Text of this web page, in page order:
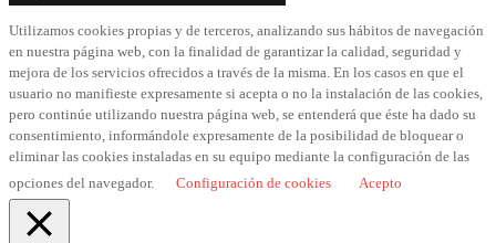
Utilizamos cookies propias y de terceros, analizando sus hábitos de navegación
en nuestra página web, con la finalidad de garantizar la calidad, seguridad y
mejora de los servicios ofrecidos a través de la misma. En los casos en que el
usuario no manifieste expresamente si acepta o no la instalación de las cookies,
pero continúe utilizando nuestra página web, se entenderá que éste ha dado su
consentimiento, informándole expresamente de la posibilidad de bloquear o
eliminar las cookies instaladas en su equipo mediante la configuración de las
opciones del navegador.
Configuración de cookies Acepto